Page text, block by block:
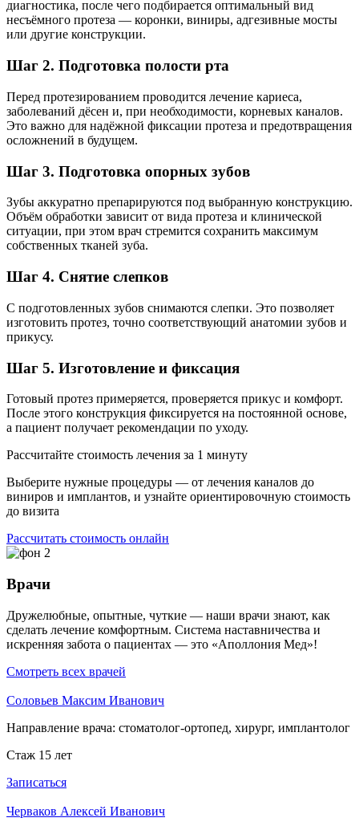
диагностика, после чего подбирается оптимальный вид
несъёмного протеза — коронки, виниры, адгезивные мосты
или другие конструкции.
Шаг 2. Подготовка полости рта
Перед протезированием проводится лечение кариеса,
заболеваний дёсен и, при необходимости, корневых каналов.
Это важно для надёжной фиксации протеза и предотвращения
осложнений в будущем.
Шаг 3. Подготовка опорных зубов
Зубы аккуратно препарируются под выбранную конструкцию.
Объём обработки зависит от вида протеза и клинической
ситуации, при этом врач стремится сохранить максимум
собственных тканей зуба.
Шаг 4. Снятие слепков
С подготовленных зубов снимаются слепки. Это позволяет
изготовить протез, точно соответствующий анатомии зубов и
прикусу.
Шаг 5. Изготовление и фиксация
Готовый протез примеряется, проверяется прикус и комфорт.
После этого конструкция фиксируется на постоянной основе,
а пациент получает рекомендации по уходу.
Рассчитайте стоимость лечения за 1 минуту
Выберите нужные процедуры — от лечения каналов до
виниров и имплантов, и узнайте ориентировочную стоимость
до визита
Рассчитать стоимость онлайн
Врачи
Дружелюбные, опытные, чуткие — наши врачи знают, как
сделать лечение комфортным. Система наставничества и
искренняя забота о пациентах — это «Аполлония Мед»!
Смотреть всех врачей
Соловьев Максим Иванович
Направление врача: стоматолог-ортопед, хирург, имплантолог
Стаж 15 лет
Записаться
Черваков Алексей Иванович